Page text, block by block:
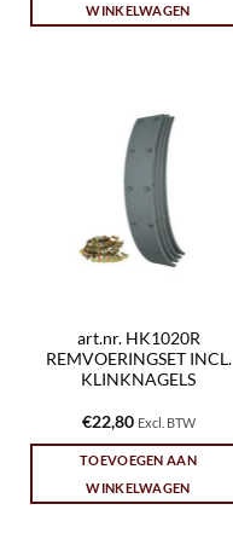
WINKELWAGEN
art.nr. HK1020R
REMVOERINGSET INCL.
KLINKNAGELS
€22,80 Excl. BTW
TOEVOEGEN AAN
WINKELWAGEN